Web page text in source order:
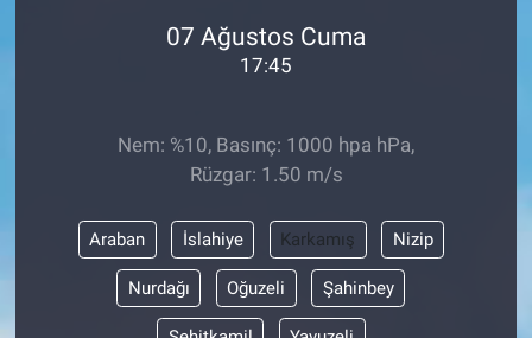
07 Ağustos Cuma
17:45
Nem: %10, Basınç: 1000 hpa hPa,
Rüzgar: 1.50 m/s
Araban İslahiye Karkamış Nizip
Nurdağı Oğuzeli Şahinbey